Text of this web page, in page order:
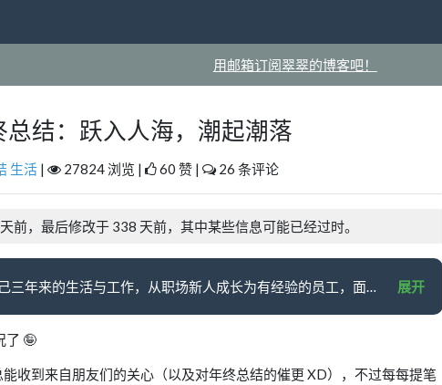
用邮箱订阅翠翠的博客吧！
结：跃入人海，潮起潮落
生活 | 27824 浏览 | 60 赞 | 26 条评论
前，最后修改于 338 天前，其中某些信息可能已经过时。
作者回顾了自己三年来的生活与工作，从职场新人成长为有经验的员工，面对挑战和不确定性，学会了在复杂环境中做出选择。生活中，作者经历了搬家、旅行、恋爱等变化，逐渐找到了属于自己的生活节奏。在工作之余，作者也参与了一些个人项目，如维护南哪课表、开发新 APP 等，尽管有些项目未能完成，但作者对未来充满期待。文章最后，作者以电影《流浪地球 2》的感悟和对未来的积极态度作为结尾，鼓励自己和读者勇敢面对生活的起伏。 展开
了 🤪
收到来自朋友们的关心（以及对年终总结的催更 XD），不过每每提笔